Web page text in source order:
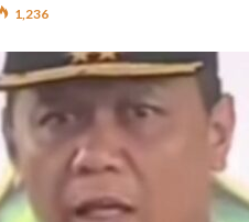
1,236